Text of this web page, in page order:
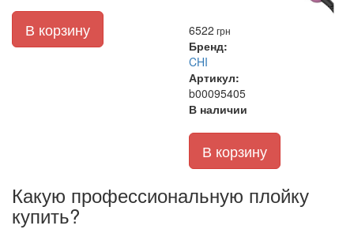
В корзину 6522 грн
Бренд:
CHI
Артикул:
b00095405
В наличии
В корзину
Какую профессиональную плойку
купить?